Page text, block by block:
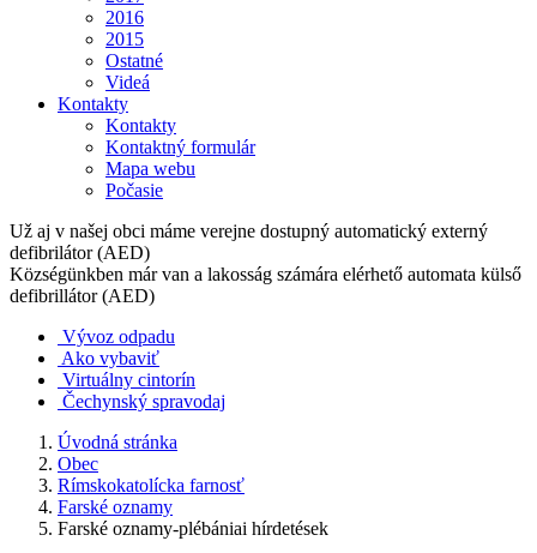
2016
2015
Ostatné
Videá
Kontakty
Kontakty
Kontaktný formulár
Mapa webu
Počasie
Už aj v našej obci máme verejne dostupný automatický externý
defibrilátor (AED)
Községünkben már van a lakosság számára elérhető automata külső
defibrillátor (AED)
Vývoz odpadu
Ako vybaviť
Virtuálny cintorín
Čechynský spravodaj
Úvodná stránka
Obec
Rímskokatolícka farnosť
Farské oznamy
Farské oznamy-plébániai hírdetések